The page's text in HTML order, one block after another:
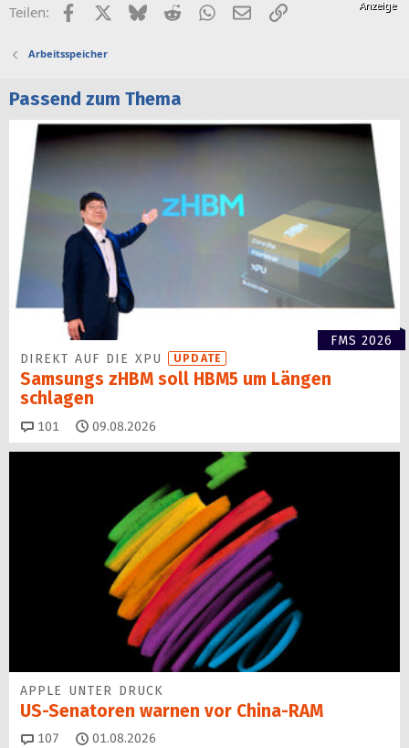
Teilen: FacebookX (Twitter)
BlueskyRedditWhatsApp
E-MailLink
Arbeitsspeicher
Passend zum Thema
FMS 2026
DIREKT AUF DIE XPU
UPDATE
Samsungs zHBM soll HBM5 um Längen
schlagen
101 Kommentare
09.08.2026
APPLE UNTER DRUCK
US-Senatoren warnen vor China-RAM
107 Kommentare
01.08.2026